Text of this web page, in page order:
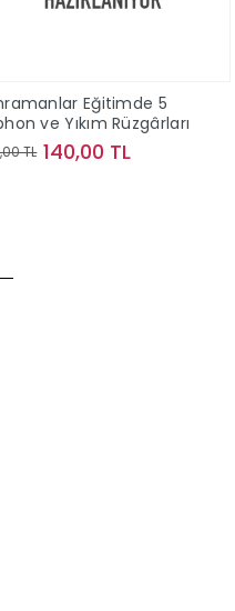
Eğitimde 5
ve Yıkım Rüzgârları
TL 140,00 TL